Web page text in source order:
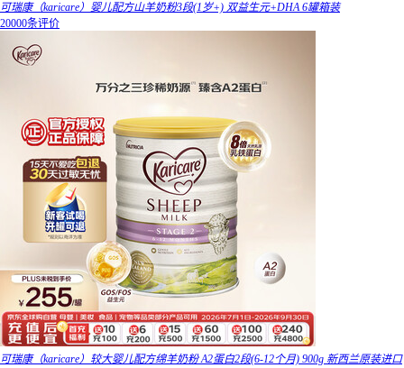
可瑞康（karicare）婴儿配方山羊奶粉3段(1岁+) 双益生元+DHA 6罐箱装
20000条评价
可瑞康（karicare）较大婴儿配方绵羊奶粉 A2蛋白2段(6-12个月) 900g 新西兰原装进口